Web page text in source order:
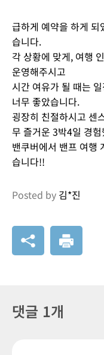
급하게 예약을 하게 되
습니다.
각 상황에 맞게, 여행
운영해주시고
시간 여유가 될 때는
너무 좋았습니다.
굉장히 친절하시고 센
무 즐거운 3박4일 경
밴쿠버에서 밴프 여행
습니다!!
Posted by 김*진
댓글 1개